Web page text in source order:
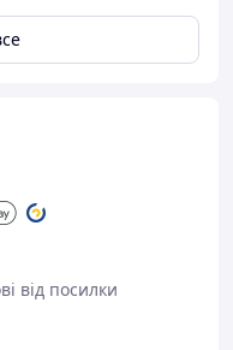
від посилки